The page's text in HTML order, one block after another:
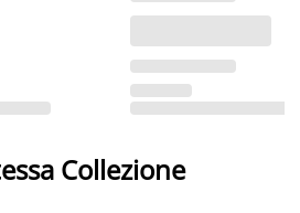
Collezione